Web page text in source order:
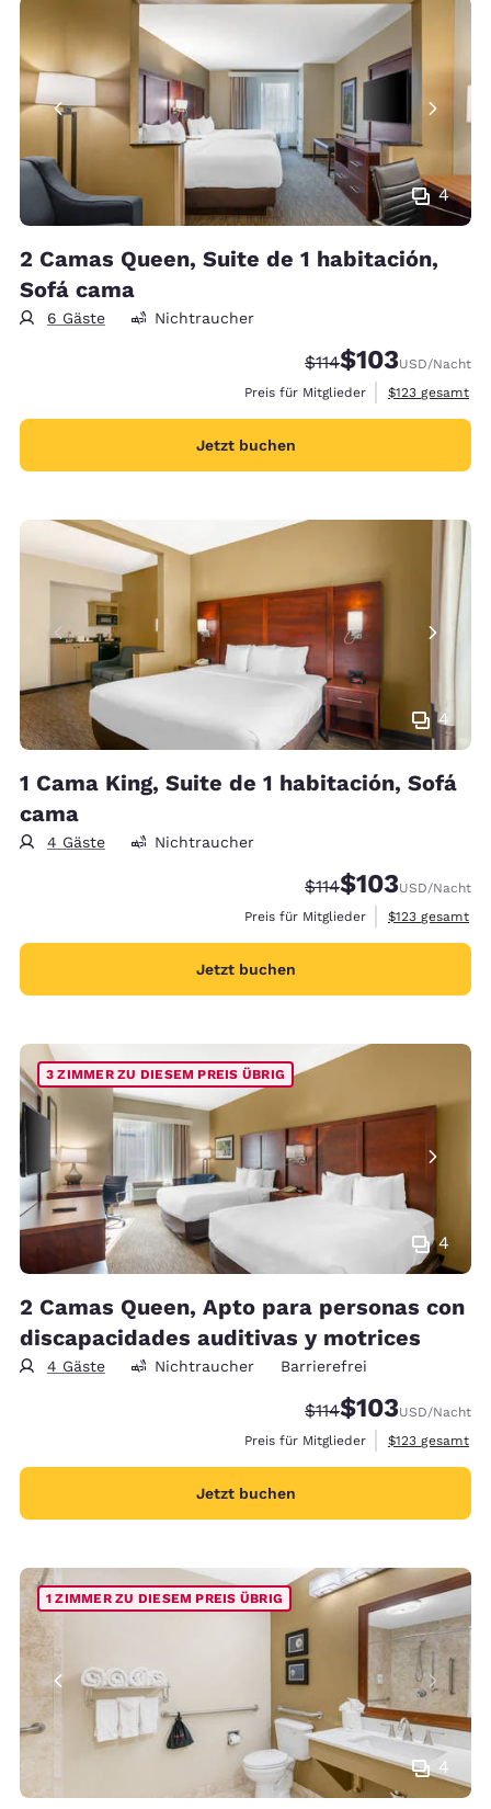
4
2 Camas Queen, Suite de 1 habitación,
Sofá cama
6 Gäste Nichtraucher
Durchgestrichener
$114Vergünstigter
$103USD/Nacht
Preis für Mitglieder
Geschätzte
$123 gesamt
Jetzt buchen
4
1 Cama King, Suite de 1 habitación, Sofá
cama
4 Gäste Nichtraucher
Durchgestrichener
$114Vergünstigter
$103USD/Nacht
Preis für Mitglieder
Geschätzte
$123 gesamt
Jetzt buchen
4
3 ZIMMER ZU DIESEM PREIS ÜBRIG
2 Camas Queen, Apto para personas con
discapacidades auditivas y motrices
4 Gäste Nichtraucher Barrierefrei
Durchgestrichener
$114Vergünstigter
$103USD/Nacht
Preis für Mitglieder
Geschätzte
$123 gesamt
Jetzt buchen
4
1 ZIMMER ZU DIESEM PREIS ÜBRIG